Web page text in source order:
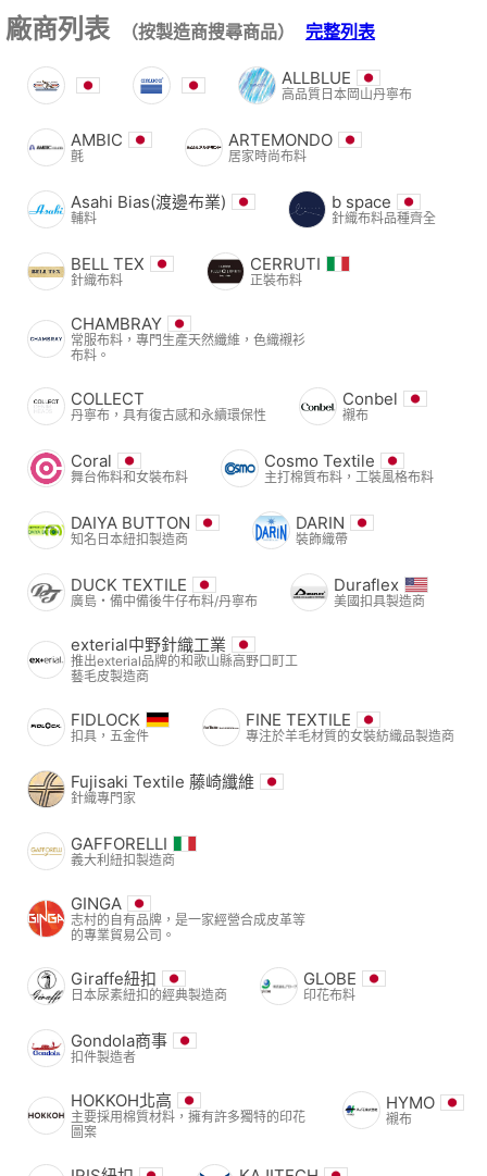
廠商列表 （按製造商搜尋商品） 完整列表
ALLBLUE
高品質日本岡山丹寧布
AMBIC
氈
ARTEMONDO
居家時尚布料
Asahi Bias(渡邊布業)
輔料
b space
針織布料品種齊全
BELL TEX
針織布料
CERRUTI
正裝布料
CHAMBRAY
常服布料，專門生產天然纖維，色織襯衫
布料。
COLLECT
丹寧布，具有復古感和永續環保性
Conbel
襯布
Coral
舞台佈料和女裝布料
Cosmo Textile
主打棉質布料，工裝風格布料
DAIYA BUTTON
知名日本紐扣製造商
DARIN
裝飾織帶
DUCK TEXTILE
廣島・備中備後牛仔布料/丹寧布
Duraflex
美國扣具製造商
exterial中野針織工業
推出exterial品牌的和歌山縣高野口町工
藝毛皮製造商
FIDLOCK
扣具，五金件
FINE TEXTILE
專注於羊毛材質的女裝紡織品製造商
Fujisaki Textile 藤崎纖維
針織專門家
GAFFORELLI
義大利紐扣製造商
GINGA
志村的自有品牌，是一家經營合成皮革等
的專業貿易公司。
Giraffe紐扣
日本尿素紐扣的經典製造商
GLOBE
印花布料
Gondola商事
扣件製造者
HOKKOH北高
主要採用棉質材料，擁有許多獨特的印花
圖案
HYMO
襯布